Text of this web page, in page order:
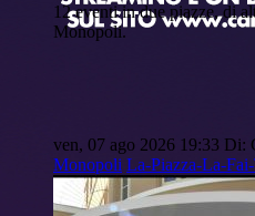
12 eventi in due piazze, di
Monopoli.
ven, 07 ago 2026 19:33 Di:
Monopoli La-Piazza-La-